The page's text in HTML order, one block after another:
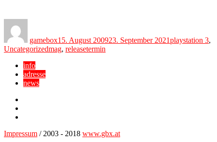
gamebox15. August 200923. September 2021playstation 3,
UncategorizedTags
mag, releasetermin
info
adresse
news
Impressum / 2003 - 2018 www.gbx.at